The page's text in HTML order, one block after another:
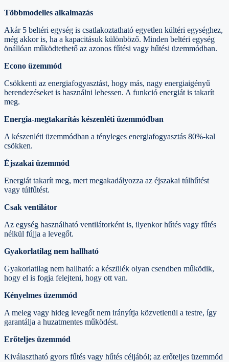
Többmodelles alkalmazás
Akár 5 beltéri egység is csatlakoztatható egyetlen kültéri egységhez,
még akkor is, ha a kapacitásuk különböző. Minden beltéri egység
önállóan működtethető az azonos fűtési vagy hűtési üzemmódban.
Econo üzemmód
Csökkenti az energiafogyasztást, hogy más, nagy energiaigényű
berendezéseket is használni lehessen. A funkció energiát is takarít
meg.
Energia-megtakarítás készenléti üzemmódban
A készenléti üzemmódban a tényleges energiafogyasztás 80%-kal
csökken.
Éjszakai üzemmód
Energiát takarít meg, mert megakadályozza az éjszakai túlhűtést
vagy túlfűtést.
Csak ventilátor
Az egység használható ventilátorként is, ilyenkor hűtés vagy fűtés
nélkül fújja a levegőt.
Gyakorlatilag nem hallható
Gyakorlatilag nem hallható: a készülék olyan csendben működik,
hogy el is fogja felejteni, hogy ott van.
Kényelmes üzemmód
A meleg vagy hideg levegőt nem irányítja közvetlenül a testre, így
garantálja a huzatmentes működést.
Erőteljes üzemmód
Kiválasztható gyors fűtés vagy hűtés céljából; az erőteljes üzemmód